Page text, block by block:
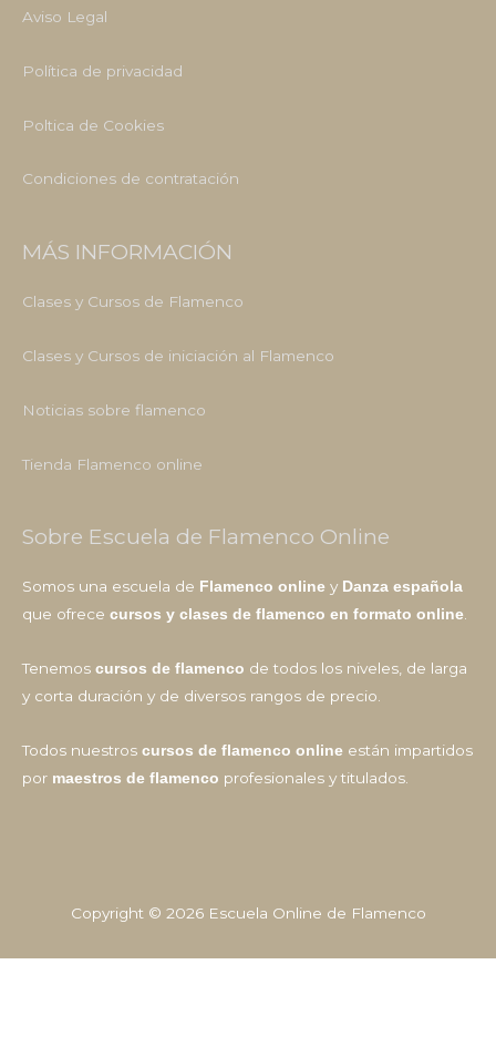
Aviso Legal
Política de privacidad
Poltica de Cookies
Condiciones de contratación
MÁS INFORMACIÓN
Clases y Cursos de Flamenco
Clases y Cursos de iniciación al Flamenco
Noticias sobre flamenco
Tienda Flamenco online
Sobre Escuela de Flamenco Online
Somos una escuela de Flamenco online y Danza española
que ofrece cursos y clases de flamenco en formato online
Tenemos cursos de flamenco de todos los niveles, de larga
y corta duración y de diversos rangos de precio.
Todos nuestros cursos de flamenco online están impartidos
por maestros de flamenco profesionales y titulados.
Copyright © 2026 Escuela Online de Flamenco